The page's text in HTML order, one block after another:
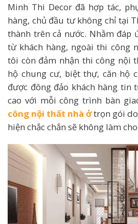
Minh Thi Decor đã hợp tác,
hàng, chủ đầu tư không chỉ tại
thành trên cả nước. Nhằm đáp
từ khách hàng, ngoài thi công
tôi còn đảm nhận thi công nội
hộ chung cư, biệt thự, căn hộ
được đông đảo khách hàng tin
cao với mỗi công trình bàn
công nội thất nhà ởtrọn gói
hiện chắc chắn sẽ không làm